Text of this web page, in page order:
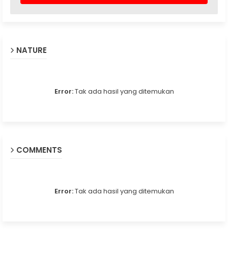
NATURE
Error:Tak ada hasil yang ditemukan
COMMENTS
Error:Tak ada hasil yang ditemukan